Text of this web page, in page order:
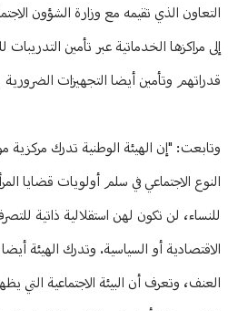
التعاون الذي تقيمه مع وزارة الشؤون
إلى مراكزها الخدماتية عبر تأمين التدريبات
قدراتهم وتأمين أيضا التجهيزات
وتابعت: "إن الهيئة الوطنية تدرك
النوع الاجتماعي في سلم أولويات قضايا
للنساء، لن تكون لهن استقلالية ذاتية
الاقتصادية أو السياسية. وتدرك الهيئة
العنف، وتعرف أن البيئة الاجتماعية التي